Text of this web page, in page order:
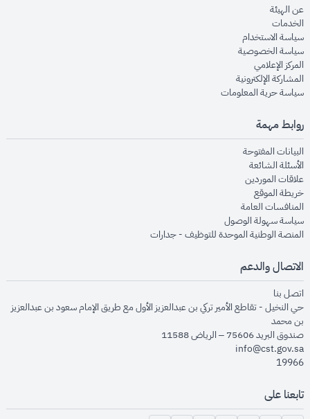
عن الهيئةopens in new window
الخدماتopens in new window
سياسة الاستخدام
سياسة الخصوصيةopens in new window
المركز الإعلاميopens in new window
المشاركة الإلكترونيةopens in new window
سياسة حرية المعلوماتopens in new window
روابط مهمة
البيانات المفتوحةopens in new window
الأسئلة الشائعةopens in new window
علاقات الموردينopens in new window
خريطة الموقعopens in new window
المنافسات العامةopens in new window
سياسة سهولة الوصولopens in new window
المنصة الوطنية الموحدة للتوظيف - جداراتopens in new window
الاتصال والدعم
اتصل بنا
حي النخيل - تقاطع الأمير تركي بن عبدالعزيز الأول مع طريق الإمام سعود بن عبدالعزيز
بن محمد
صندوق البريد 75606 – الرياض 11588
info@cst.gov.sa
19966
تابعنا على